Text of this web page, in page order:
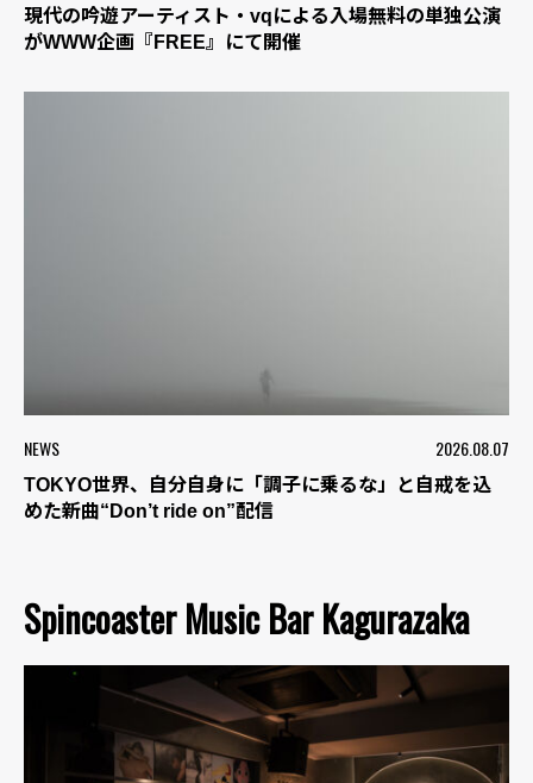
現代の吟遊アーティスト・vqによる入場無料の単独公演
がWWW企画『FREE』にて開催
NEWS 2026.08.07
TOKYO世界、自分自身に「調子に乗るな」と自戒を込
めた新曲“Don’t ride on”配信
Spincoaster Music Bar Kagurazaka